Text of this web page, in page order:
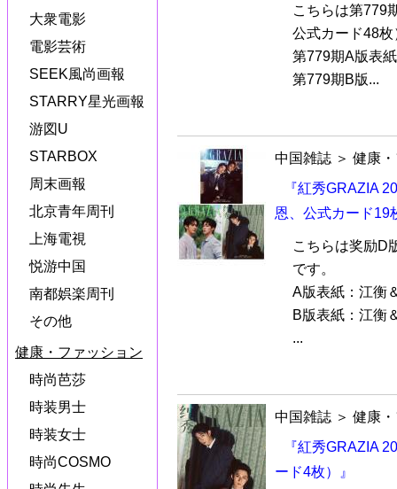
大衆電影
電影芸術
SEEK風尚画報
STARRY星光画報
游図U
STARBOX
周末画報
北京青年周刊
上海電視
悦游中国
南都娯楽周刊
その他
健康・ファッション
時尚芭莎
時装男士
時装女士
時尚COSMO
こちらは第779
公式カード48枚
第779期A版表
第779期B版...
中国雑誌 ＞ 健康
『紅秀GRAZIA
恩、公式カード19
こちらは奖励D
です。
A版表紙：江衡
B版表紙：江衡
...
中国雑誌 ＞ 健康
『紅秀GRAZIA
ード4枚）』